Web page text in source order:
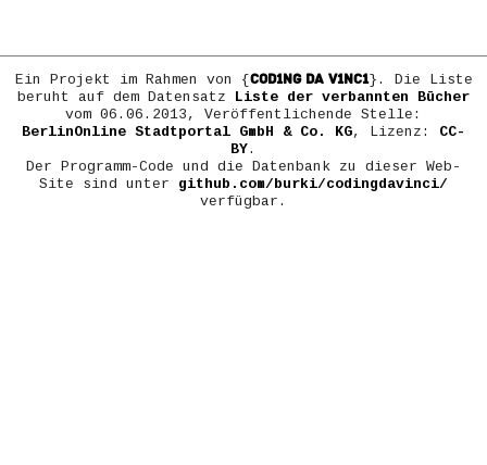
Ein Projekt im Rahmen von {COD1NG DA V1NC1}. Die Liste
beruht auf dem Datensatz Liste der verbannten Bücher
vom 06.06.2013, Veröffentlichende Stelle:
BerlinOnline Stadtportal GmbH & Co. KG, Lizenz: CC-
BY.
Der Programm-Code und die Datenbank zu dieser Web-
Site sind unter github.com/burki/codingdavinci/
verfügbar.